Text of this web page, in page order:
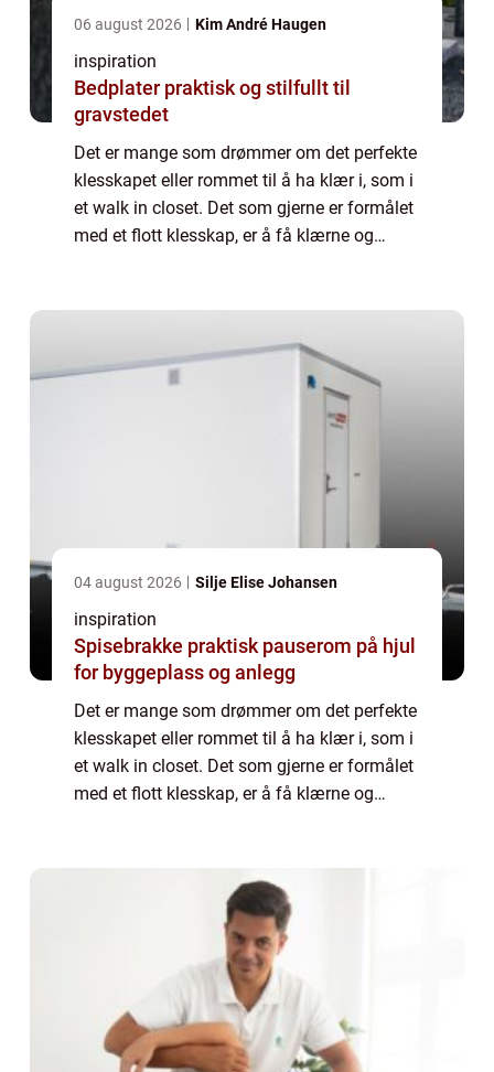
06 august 2026 Kim André Haugen
inspiration
Bedplater praktisk og stilfullt til
gravstedet
Det er mange som drømmer om det perfekte
klesskapet eller rommet til å ha klær i, som i
et walk in closet. Det som gjerne er formålet
med et flott klesskap, er å få klærne og
04 august 2026 Silje Elise Johansen
inspiration
Spisebrakke praktisk pauserom på hjul
for byggeplass og anlegg
Det er mange som drømmer om det perfekte
klesskapet eller rommet til å ha klær i, som i
et walk in closet. Det som gjerne er formålet
med et flott klesskap, er å få klærne og